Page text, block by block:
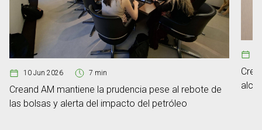
10 Jun 2026 7 min
Creand AM mantiene la prudencia pese al rebote de
las bolsas y alerta del impacto del petróleo